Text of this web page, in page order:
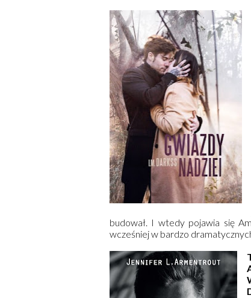
budował. I wtedy pojawia się
wcześniej w bardzo